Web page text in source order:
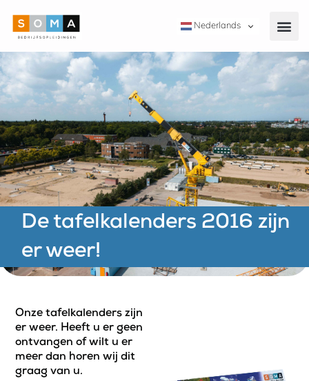
Nederlands
De tafelkalenders 2016 zijn
er weer!
Onze tafelkalenders zijn
er weer. Heeft u er geen
ontvangen of wilt u er
meer dan horen wij dit
graag van u.